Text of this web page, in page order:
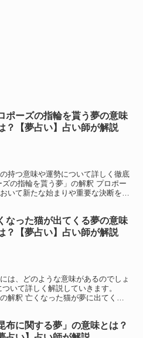
ポーズの指輪を貰う夢の意味
？【夢占い】占い師が解説
持つ意味や運勢について詳しく徹底
の指輪を貰う夢」の解釈 プロポー
いて新たな始まりや重要な決断を象
なった猫が出てくる夢の意味
？【夢占い】占い師が解説
は、どのような意味があるのでしょ
いて詳しく解説していきます。
解釈 亡くなった猫が夢に出てくる
布に関する夢」の意味とは？